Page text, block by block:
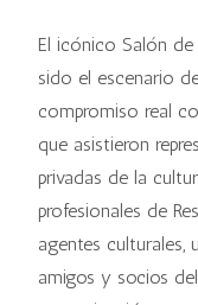
El icónico Salón de
sido el escenario
compromiso real
que asistieron
privadas de la
profesionales de
agentes culturales,
amigos y socios